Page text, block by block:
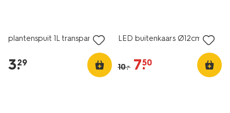
plantenspuit 1L transparant
3.
29
LED buitenkaars Ø12cm
10.– 7.
50